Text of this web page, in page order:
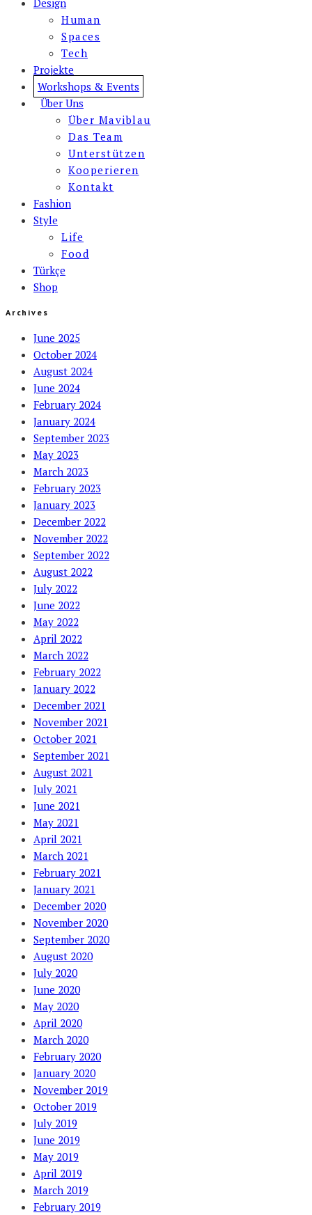
Human
Spaces
Tech
Projekte
Workshops & Events
Über Uns
Über Maviblau
Das Team
Unterstützen
Kooperieren
Kontakt
Fashion
Style
Life
Food
Türkçe
Shop
Archives
June 2025
October 2024
August 2024
June 2024
February 2024
January 2024
September 2023
May 2023
March 2023
February 2023
January 2023
December 2022
November 2022
September 2022
August 2022
July 2022
June 2022
May 2022
April 2022
March 2022
February 2022
January 2022
December 2021
November 2021
October 2021
September 2021
August 2021
July 2021
June 2021
May 2021
April 2021
March 2021
February 2021
January 2021
December 2020
November 2020
September 2020
August 2020
July 2020
June 2020
May 2020
April 2020
March 2020
February 2020
January 2020
November 2019
October 2019
July 2019
June 2019
May 2019
April 2019
March 2019
February 2019